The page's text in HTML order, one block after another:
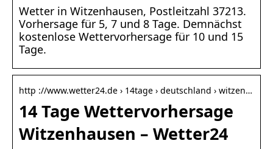
Wetter in Witzenhausen, Postleitzahl 37213.
Vorhersage für 5, 7 und 8 Tage. Demnächst
kostenlose Wettervorhersage für 10 und 15
Tage.
http ://www.wetter24.de › 14tage › deutschland › witzen…
14 Tage Wettervorhersage
Witzenhausen – Wetter24